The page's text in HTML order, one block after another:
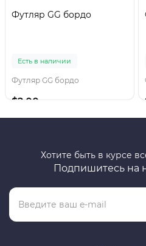
Футляр GG бордо
Есть в наличии
Футляр GG бордо
$2.00
Хотите быть в курсе
Подпишитесь на